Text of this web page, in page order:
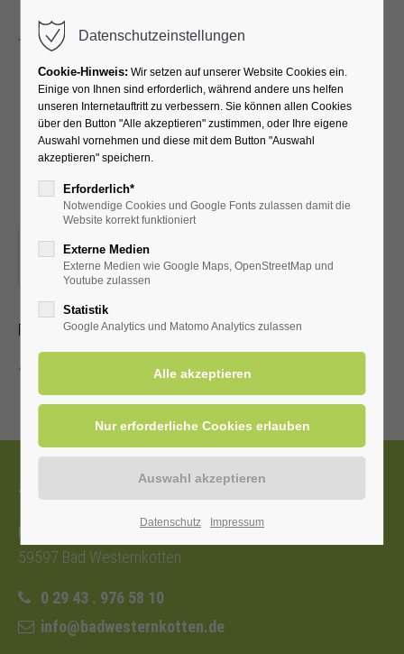
Gute Laune und Spaß
beim "Bingo" Nachmittag
mit Nicole
07.03.2026, 15:00
ORT: KURHALLE
Pro Teilnahme-Coupon 1,00 €
Tourist-Information
Nordstraße 2b
59597 Bad Westernkotten
0 29 43 . 976 58 10
info@badwesternkotten.de
Datenschutzeinstellungen
Cookie-Hinweis: Wir setzen auf unserer Website Cookies ein.
Einige von Ihnen sind erforderlich, während andere uns helfen
unseren Internetauftritt zu verbessern. Sie können allen Cookies
über den Button "Alle akzeptieren" zustimmen, oder Ihre eigene
Auswahl vornehmen und diese mit dem Button "Auswahl
akzeptieren" speichern.
Erforderlich*
Notwendige Cookies und Google Fonts zulassen damit die
Website korrekt funktioniert
Externe Medien
Externe Medien wie Google Maps, OpenStreetMap und
Youtube zulassen
Statistik
Google Analytics und Matomo Analytics zulassen
Datenschutz Impressum